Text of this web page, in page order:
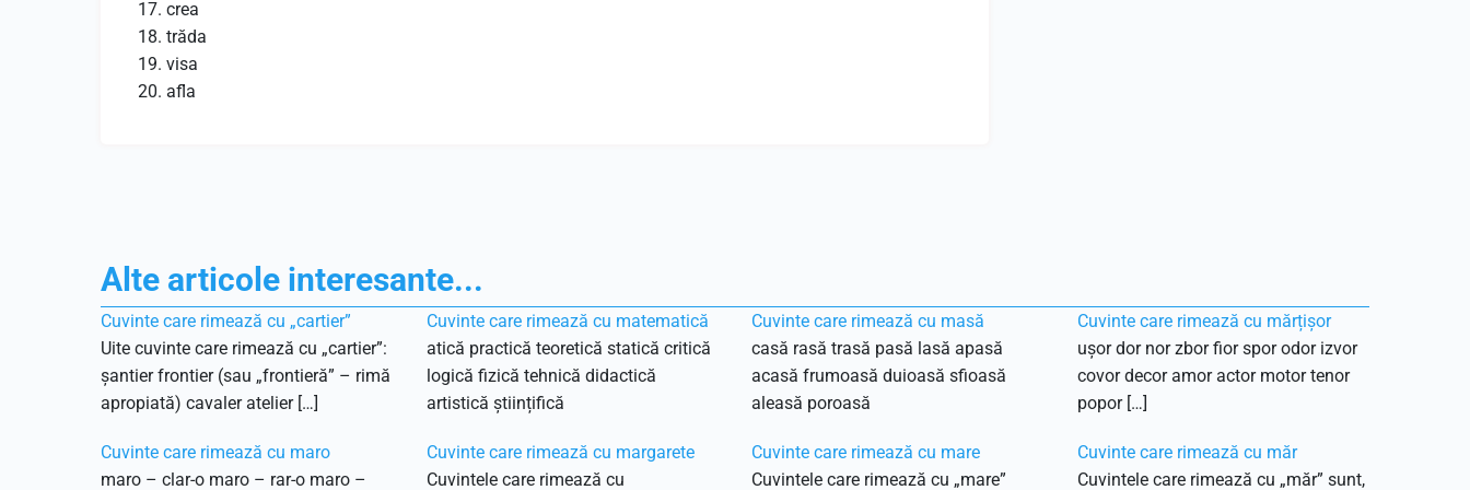
crea
trăda
visa
afla
Alte articole interesante...
Cuvinte care rimează cu „cartier”
Uite cuvinte care rimează cu „cartier”:
șantier frontier (sau „frontieră” – rimă
apropiată) cavaler atelier […]
Cuvinte care rimează cu matematică
atică practică teoretică statică critică
logică fizică tehnică didactică
artistică științifică
Cuvinte care rimează cu masă
casă rasă trasă pasă lasă apasă
acasă frumoasă duioasă sfioasă
aleasă poroasă
Cuvinte care rimează cu mărțișor
ușor dor nor zbor fior spor odor izvor
covor decor amor actor motor tenor
popor […]
Cuvinte care rimează cu maro
maro – clar-o maro – rar-o maro –
Cuvinte care rimează cu margarete
Cuvintele care rimează cu
Cuvinte care rimează cu mare
Cuvintele care rimează cu „mare”
Cuvinte care rimează cu măr
Cuvintele care rimează cu „măr” sunt,